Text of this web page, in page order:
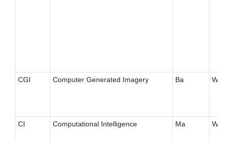
CGI Computer Generated Imagery Ba W
CI Computational Intelligence Ma W